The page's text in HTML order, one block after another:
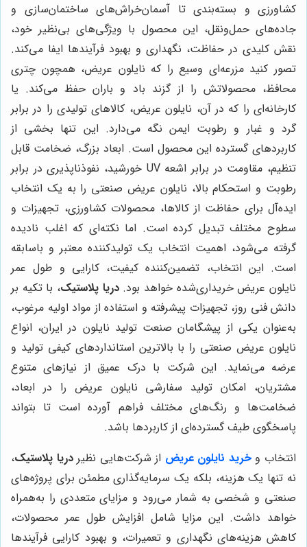
کشاورزی و بسته‌بندی تا آسمان‌خراش‌های ساختمان‌سازی و
جاده‌های حمل‌ونقل، این محصول با ویژگی‌های بی‌نظیر خود،
نقش کلیدی در حفاظت، نگهداری و بهبود فرآیندها ایفا می‌کند.
تصور کنید مزرعه‌ای وسیع را که نایلون عریض، همچون چتری
محافظ، محصولاتش را از گزند باد و باران حفظ می‌کند. یا
کارخانه‌ای را که در آن، نایلون عریض، کالاهای تولیدی را در برابر
گرد و غبار و رطوبت ایمن نگه می‌دارد. این تنها بخشی از
کاربردهای گسترده این محصول است. ابعاد بزرگ، ضخامت قابل
تنظیم، مقاومت در برابر اشعه UV خورشید، نفوذناپذیری در برابر
رطوبت و استحکام بالا، نایلون عریض صنعتی را به یک انتخاب
ایده‌آل برای حفاظت از کالاها، محصولات کشاورزی، تجهیزات و
سطوح مختلف تبدیل کرده است. اما نکته‌ای که اغلب نادیده
گرفته می‌شود، اهمیت انتخاب یک تولیدکننده معتبر و باسابقه
است. این انتخاب، تضمین‌کننده کیفیت، کارایی و طول عمر
نایلون عریض خریداری‌شده خواهد بود.دریا پلاستیک، با تکیه بر
دانش فنی روز، تجهیزات پیشرفته و استفاده از مواد اولیه مرغوب،
به‌عنوان یکی از پیشگامان صنعت تولید نایلون در ایران، انواع
نایلون عریض صنعتی را با بالاترین استانداردهای کیفی تولید و
عرضه می‌نماید. این شرکت با درک عمیق از نیازهای متنوع
مشتریان، امکان تولید سفارشی نایلون عریض را در ابعاد،
ضخامت‌ها و رنگ‌های مختلف فراهم آورده است تا بتواند
پاسخگوی طیف گسترده‌ای از کاربردها باشد.
انتخاب وخرید نایلون عریض از شرکت‌هایی نظیردریا پلاستیک،
نه تنها یک هزینه، بلکه یک سرمایه‌گذاری مطمئن برای پروژه‌های
صنعتی و شخصی به شمار می‌رود و مزایای متعددی را به‌همراه
خواهد داشت. این مزایا شامل افزایش طول عمر محصولات،
کاهش هزینه‌های نگهداری و تعمیرات، و بهبود کارایی فرآیندها